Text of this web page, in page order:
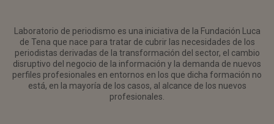
Laboratorio de periodismo es una iniciativa de la Fundación Luca
de Tena que nace para tratar de cubrir las necesidades de los
periodistas derivadas de la transformación del sector, el cambio
disruptivo del negocio de la información y la demanda de nuevos
perfiles profesionales en entornos en los que dicha formación no
está, en la mayoría de los casos, al alcance de los nuevos
profesionales.